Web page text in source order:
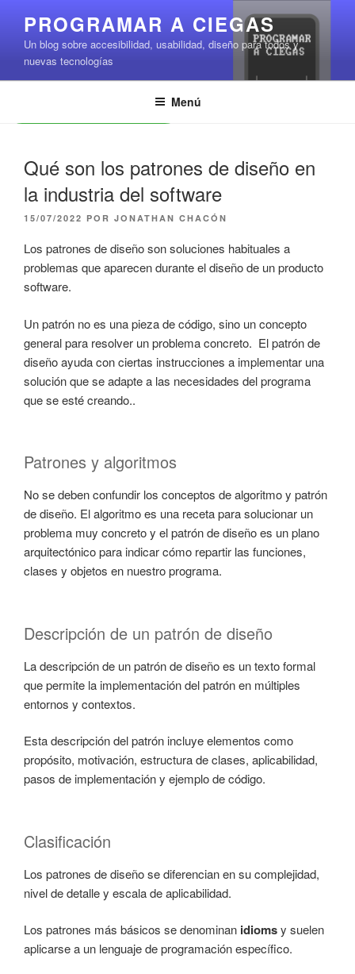
contenido
PROGRAMAR A CIEGAS
Un blog sobre accesibilidad, usabilidad, diseño para todos y
nuevas tecnologías
Menú
Qué son los patrones de diseño en
la industria del software
PUBLICADO
15/07/2022 POR JONATHAN CHACÓN
Los patrones de diseño son soluciones habituales a
problemas que aparecen durante el diseño de un producto
software.
Un patrón no es una pieza de código, sino un concepto
general para resolver un problema concreto. El patrón de
diseño ayuda con ciertas instrucciones a implementar una
solución que se adapte a las necesidades del programa
que se esté creando..
Patrones y algoritmos
No se deben confundir los conceptos de algoritmo y patrón
de diseño. El algoritmo es una receta para solucionar un
problema muy concreto y el patrón de diseño es un plano
arquitectónico para indicar cómo repartir las funciones,
clases y objetos en nuestro programa.
Descripción de un patrón de diseño
La descripción de un patrón de diseño es un texto formal
que permite la implementación del patrón en múltiples
entornos y contextos.
Esta descripción del patrón incluye elementos como
propósito, motivación, estructura de clases, aplicabilidad,
pasos de implementación y ejemplo de código.
Clasificación
Los patrones de diseño se diferencian en su complejidad,
nivel de detalle y escala de aplicabilidad.
Los patrones más básicos se denominan idiomsy suelen
aplicarse a un lenguaje de programación específico.